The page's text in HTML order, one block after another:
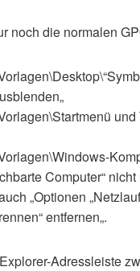
noch die normalen
„
\Startmenü und
\Windows-
Computer“
„Optionen
entfernen„.
Adressleiste